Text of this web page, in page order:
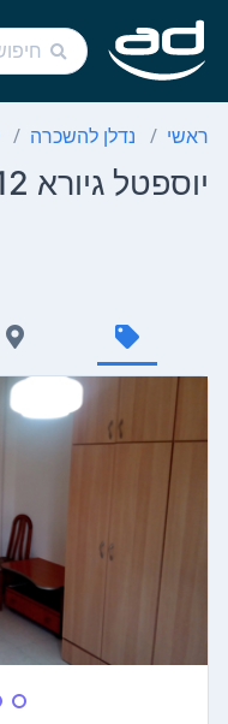
ראשי נדלן להשכרה
יוספטל גיורא 12 (צור שלום)